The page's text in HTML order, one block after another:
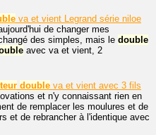
va et vient Legrand série niloe
de changer mes
des simples, mais le double
avec va et vient, 2
double va et vient avec 3 fils
et n'y connaissant rien en
de remplacer les moulures et de
et de rebrancher à l'identique avec